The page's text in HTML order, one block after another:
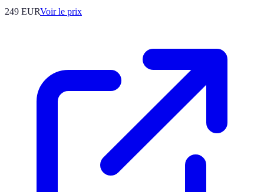
249 EURVoir le prix